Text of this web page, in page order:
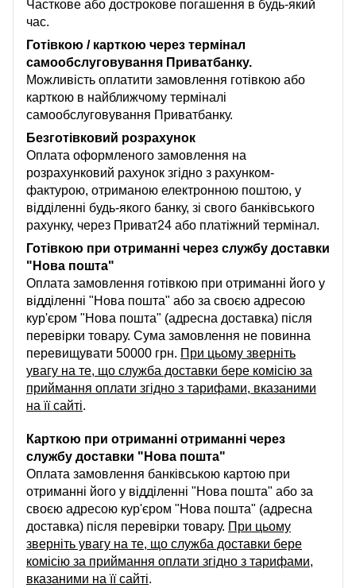
Часткове або дострокове погашення в будь-який
час.
Готівкою / карткою через термінал
самообслуговування Приватбанку.
Можливість оплатити замовлення готівкою або
карткою в найближчому терміналі
самообслуговування Приватбанку.
Безготівковий розрахунок
Оплата оформленого замовлення на
розрахунковий рахунок згідно з рахунком-
фактурою, отриманою електронною поштою, у
відділенні будь-якого банку, зі свого банківського
рахунку, через Приват24 або платіжний термінал.
Готівкою при отриманні через службу доставки
"Нова пошта"
Оплата замовлення готівкою при отриманні його у
відділенні "Нова пошта" або за своєю адресою
кур'єром "Нова пошта" (адресна доставка) після
перевірки товару. Сума замовлення не повинна
перевищувати 50000 грн. При цьому зверніть
увагу на те, що служба доставки бере комісію за
приймання оплати згідно з тарифами, вказаними
на її сайті.
Карткою при отриманні отриманні через
службу доставки "Нова пошта"
Оплата замовлення банківською картою при
отриманні його у відділенні "Нова пошта" або за
своєю адресою кур'єром "Нова пошта" (адресна
доставка) після перевірки товару. При цьому
зверніть увагу на те, що служба доставки бере
комісію за приймання оплати згідно з тарифами,
вказаними на її сайті.